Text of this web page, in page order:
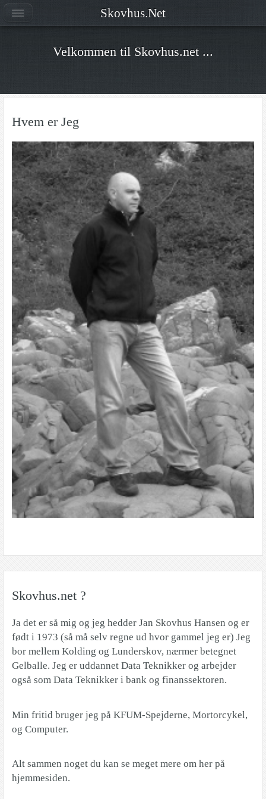
Velkommen til Skovhus.net ...
Hvem er Jeg
Skovhus.net ?
Ja det er så mig og jeg hedder Jan Skovhus Hansen og er
født i 1973 (så må selv regne ud hvor gammel jeg er) Jeg
bor mellem Kolding og Lunderskov, nærmer betegnet
Gelballe. Jeg er uddannet Data Teknikker og arbejder
også som Data Teknikker i bank og finanssektoren.
Min fritid bruger jeg på KFUM-Spejderne, Mortorcykel,
og Computer.
Alt sammen noget du kan se meget mere om her på
hjemmesiden.
Skovhus.Net